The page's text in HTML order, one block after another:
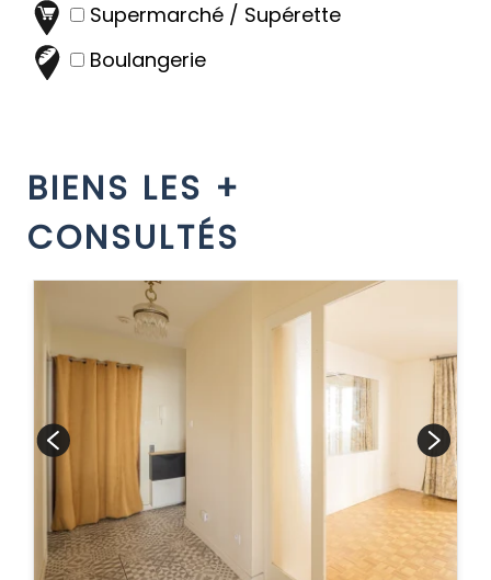
Supermarché / Supérette
Boulangerie
BIENS LES +
CONSULTÉS